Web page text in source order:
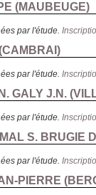
(MAUBEUGE)
par l'étude.
CAMBRAI )
par l'étude.
GALY J.N. (
par l'étude.
S. BRUGIE
par l'étude.
PIERRE (